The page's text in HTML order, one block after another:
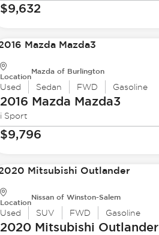
$9,632
Location
Mazda of Burlington
Used Sedan FWD Gasoline
2016 Mazda Mazda3
i Sport
$9,796
Location
Nissan of Winston-Salem
Used SUV FWD Gasoline
2020 Mitsubishi Outlander